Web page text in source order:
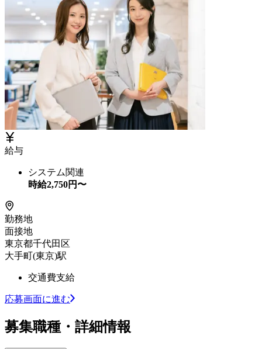
給与
システム関連
時給2,750円〜
勤務地
面接地
東京都千代田区
大手町(東京)駅
交通費支給
応募画面に進む
募集職種・詳細情報